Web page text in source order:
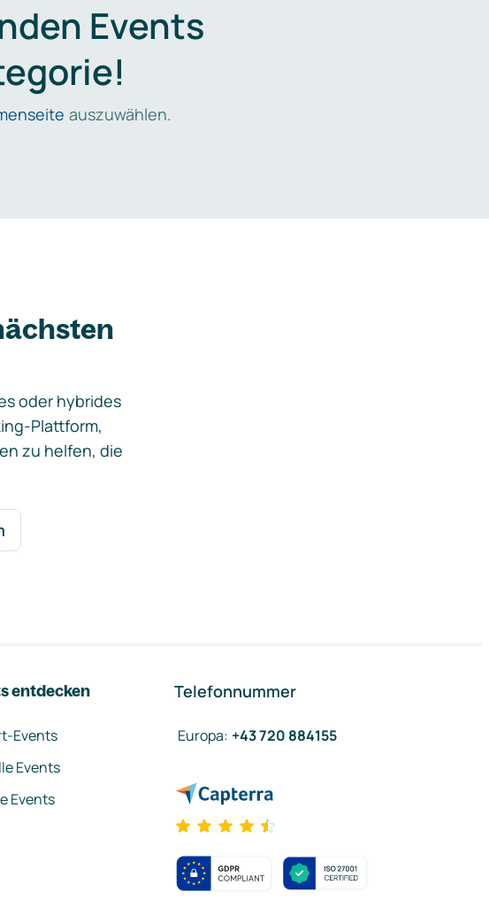
Events
auszuwählen.
oder hybrides
Plattform,
zu helfen, die
entdecken
Events
Events
Events
Telefonnummer
Europa: +43 720 884155